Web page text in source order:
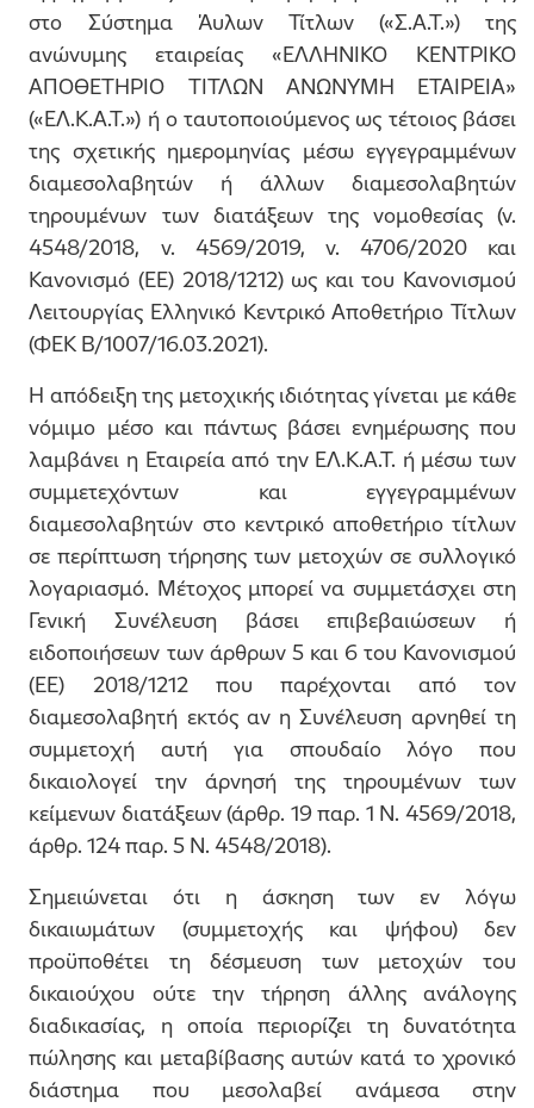
στο Σύστημα Άυλων Τίτλων («Σ.Α.Τ.») της
ανώνυμης εταιρείας «ΕΛΛΗΝΙΚΟ ΚΕΝΤΡΙΚΟ
ΑΠΟΘΕΤΗΡΙΟ ΤΙΤΛΩΝ ΑΝΩΝΥΜΗ ΕΤΑΙΡΕΙΑ»
(«ΕΛ.Κ.Α.Τ.») ή ο ταυτοποιούμενος ως τέτοιος βάσει
της σχετικής ημερομηνίας μέσω εγγεγραμμένων
διαμεσολαβητών ή άλλων διαμεσολαβητών
τηρουμένων των διατάξεων της νομοθεσίας (ν.
4548/2018, ν. 4569/2019, ν. 4706/2020 και
Κανονισμό (ΕΕ) 2018/1212) ως και του Κανονισμού
Λειτουργίας Ελληνικό Κεντρικό Αποθετήριο Τίτλων
(ΦΕΚ Β/1007/16.03.2021).
Η απόδειξη της μετοχικής ιδιότητας γίνεται με κάθε
νόμιμο μέσο και πάντως βάσει ενημέρωσης που
λαμβάνει η Εταιρεία από την ΕΛ.Κ.Α.Τ. ή μέσω των
συμμετεχόντων και εγγεγραμμένων
διαμεσολαβητών στο κεντρικό αποθετήριο τίτλων
σε περίπτωση τήρησης των μετοχών σε συλλογικό
λογαριασμό. Μέτοχος μπορεί να συμμετάσχει στη
Γενική Συνέλευση βάσει επιβεβαιώσεων ή
ειδοποιήσεων των άρθρων 5 και 6 του Κανονισμού
(ΕΕ) 2018/1212 που παρέχονται από τον
διαμεσολαβητή εκτός αν η Συνέλευση αρνηθεί τη
συμμετοχή αυτή για σπουδαίο λόγο που
δικαιολογεί την άρνησή της τηρουμένων των
κείμενων διατάξεων (άρθρ. 19 παρ. 1 Ν. 4569/2018,
άρθρ. 124 παρ. 5 Ν. 4548/2018).
Σημειώνεται ότι η άσκηση των εν λόγω
δικαιωμάτων (συμμετοχής και ψήφου) δεν
προϋποθέτει τη δέσμευση των μετοχών του
δικαιούχου ούτε την τήρηση άλλης ανάλογης
διαδικασίας, η οποία περιορίζει τη δυνατότητα
πώλησης και μεταβίβασης αυτών κατά το χρονικό
διάστημα που μεσολαβεί ανάμεσα στην